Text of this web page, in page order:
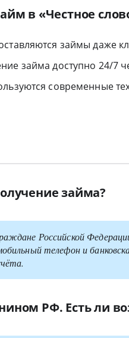
в «Честное
займы даже
займа доступно 24/7
современные
займа?
Российской
телефон и
РФ. Есть ли